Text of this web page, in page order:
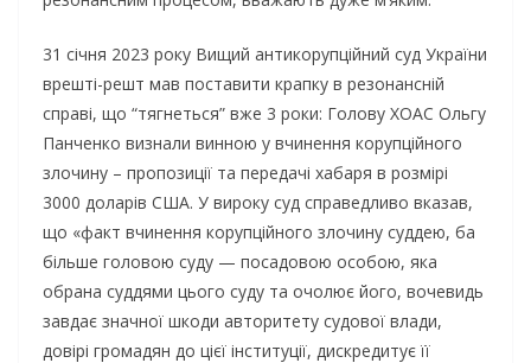
31 січня 2023 року Вищий антикорупційний суд України
врешті-решт мав поставити крапку в резонансній
справі, що “тягнеться” вже 3 роки: Голову ХОАС Ольгу
Панченко визнали винною у вчинення корупційного
злочину – пропозиції та передачі хабаря в розмірі
3000 доларів США. У вироку суд справедливо вказав,
що «факт вчинення корупційного злочину суддею, ба
більше головою суду — посадовою особою, яка
обрана суддями цього суду та очолює його, вочевидь
завдає значної шкоди авторитету судової влади,
довірі громадян до цієї інституції, дискредитує її